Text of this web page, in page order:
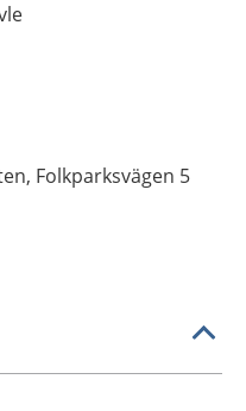
Folkparksvägen 5